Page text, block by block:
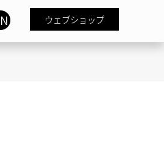
ウェブショップ